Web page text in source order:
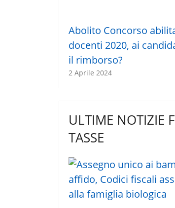
Abolito Concorso
docenti 2020, ai
il rimborso?
2 Aprile 2024
ULTIME NOTIZIE
TASSE